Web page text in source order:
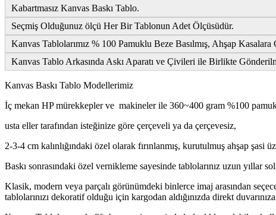
Kabartmasız Kanvas Baskı Tablo.
Seçmiş Olduğunuz ölçü Her Bir Tablonun Adet Ölçüsüdür.
Kanvas Tablolarımız % 100 Pamuklu Beze Basılmış, Ahşap
Kanvas Tablo Arkasında Askı Aparatı ve Çivileri ile Birlikte
Kanvas Baskı Tablo Modellerimiz
İç mekan HP mürekkepler ve makineler ile 360~400 gram %100
usta eller tarafından isteğinize göre çerçeveli ya da çerçevesiz,
2-3-4 cm kalınlığındaki özel olarak fırınlanmış, kurutulmuş ahşap şasi
Baskı sonrasındaki özel vernikleme sayesinde tablolarınız uzun yıllar
Klasik, modern veya parçalı görünümdeki binlerce imaj arasından
tablolarınızı dekoratif olduğu için kargodan aldığınızda direkt